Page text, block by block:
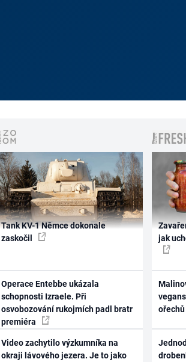
Tank KV-1 Němce dokonale
zaskočil
Operace Entebbe ukázala
schopnosti Izraele. Při
osvobozování rukojmích padl bratr
premiéra
Video zachytilo výzkumníka na
okraji lávového jezera. Je to jako
jak
ořechů